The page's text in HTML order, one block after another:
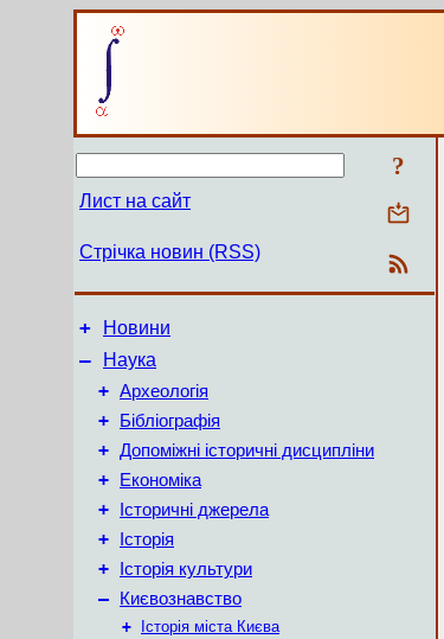
?
Лист на сайт
Стрічка новин (RSS)
+ Новини
–
Наука
+ Археологія
+ Бібліографія
+ Допоміжні історичні дисципліни
+ Економіка
+ Історичні джерела
+ Історія
+ Історія культури
– Києвознавство
+
Історія міста Києва